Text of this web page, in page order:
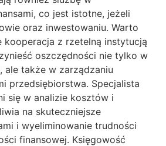
co jest istotne, jeżeli
oraz inwestowaniu. Warto
kooperacja z rzetelną instytucją
oszczędności nie tylko w
ale także w zarządzaniu
przedsiębiorstwa. Specjalista
się w analizie kosztów i
na skuteczniejsze
i wyeliminowanie trudności
finansowej. Księgowość